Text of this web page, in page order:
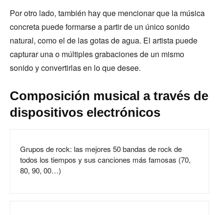
Por otro lado, también hay que mencionar que la música
concreta puede formarse a partir de un único sonido
natural, como el de las gotas de agua. El artista puede
capturar una o múltiples grabaciones de un mismo
sonido y convertirlas en lo que desee.
Composición musical a través de
dispositivos electrónicos
Grupos de rock: las mejores 50 bandas de rock de
todos los tiempos y sus canciones más famosas (70,
80, 90, 00…)